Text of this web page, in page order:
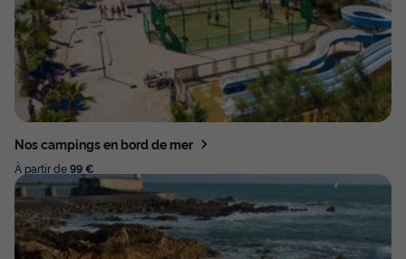
Nos campings en bord de mer
À partir de99 €